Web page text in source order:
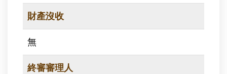
財產沒收
無
終審審理人